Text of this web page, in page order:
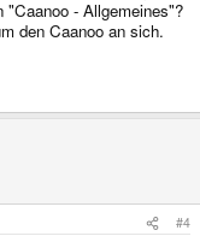
"Caanoo - Allgemeines"?
den Caanoo an sich.
#4